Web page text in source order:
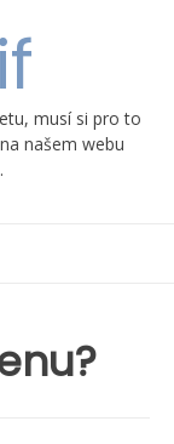
musí si pro to
našem webu